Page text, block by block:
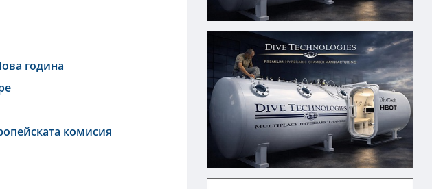
година
комисия